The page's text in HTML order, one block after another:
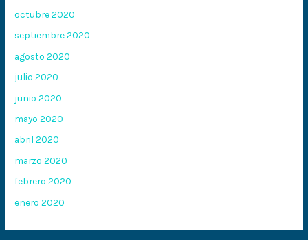
octubre 2020
septiembre 2020
agosto 2020
julio 2020
junio 2020
mayo 2020
abril 2020
marzo 2020
febrero 2020
enero 2020